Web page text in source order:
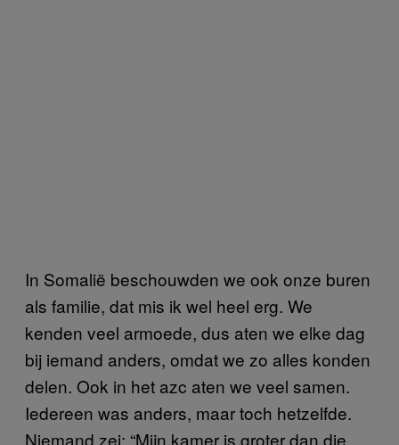
In Somalië beschouwden we ook onze buren
als familie, dat mis ik wel heel erg. We
kenden veel armoede, dus aten we elke dag
bij iemand anders, omdat we zo alles konden
delen. Ook in het azc aten we veel samen.
Iedereen was anders, maar toch hetzelfde.
Niemand zei: “Mijn kamer is groter dan die